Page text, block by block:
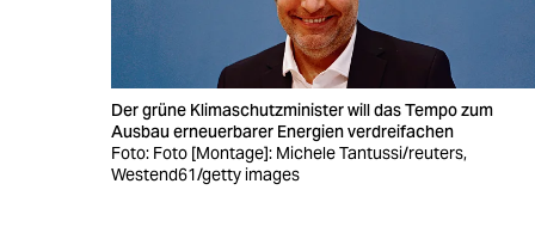
fragen & hilfe
Der grüne Klimaschutzminister will das Tempo zum
Ausbau erneuerbarer Energien verdreifachen
Foto: Foto [Montage]: Michele Tantussi/reuters,
Westend61/getty images